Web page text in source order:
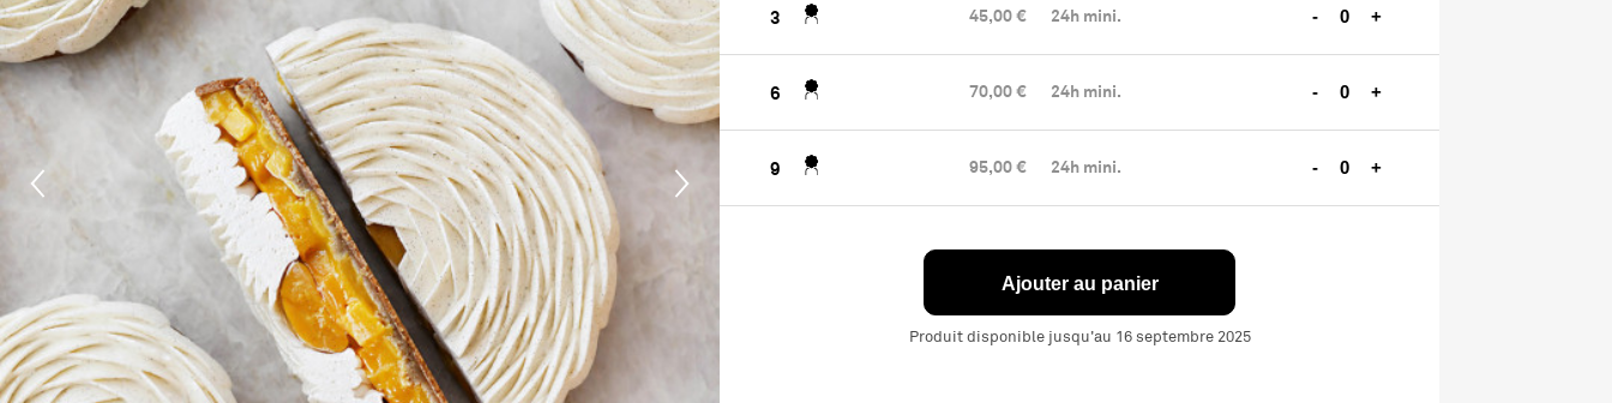
3 45,00 € 24h mini. - +
6 70,00 € 24h mini. - +
9 95,00 € 24h mini. - +
Ajouter au panier
Produit disponible jusqu'au 16 septembre 2025